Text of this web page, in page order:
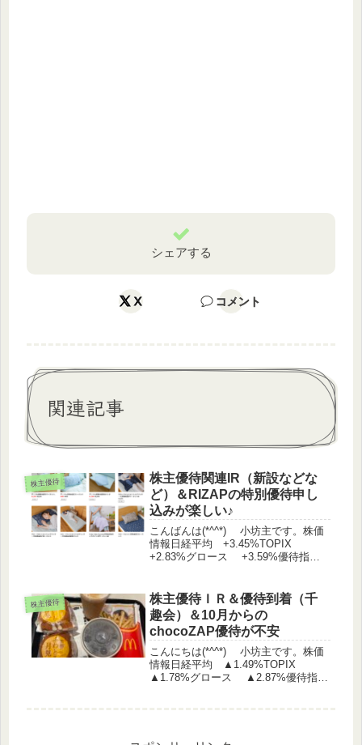
シェアする
X コメント
関連記事
株主優待
株主優待関連IR（新設などな
ど）＆RIZAPの特別優待申し
込みが楽しい♪
こんばんは(*^^*) 小坊主です。株価
情報日経平均 +3.45%TOPIX
+2.83%グロース +3.59%優待指
ス 株主優待制度の拡充に関するお知
らせ マ...
株主優待
株主優待ＩＲ＆優待到着（千
趣会）＆10月からの
chocoZAP優待が不安
こんにちは(*^^*) 小坊主です。株価
情報日経平均 ▲1.49%TOPIX
▲1.78%グロース ▲2.87%優待指